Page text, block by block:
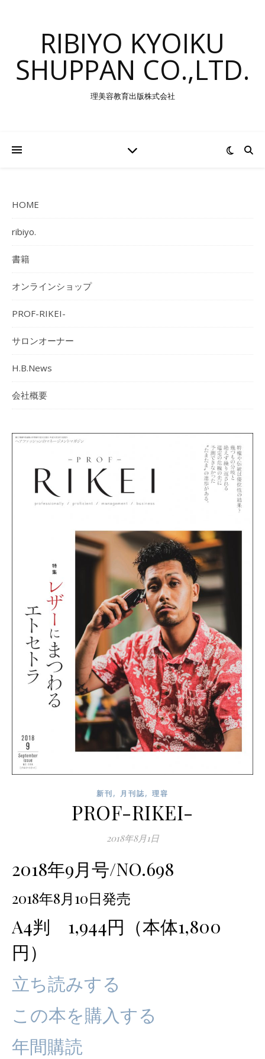
RIBIYO KYOIKU
SHUPPAN CO.,LTD.
理美容教育出版株式会社
HOME
ribiyo.
書籍
オンラインショップ
PROF-RIKEI-
サロンオーナー
H.B.News
会社概要
新刊, 月刊誌, 理容
PROF-RIKEI-
2018年8月1日
2018年9月号/NO.698
2018年8月10日発売
A4判 1,944円（本体1,800
円）
立ち読みする
この本を購入する
年間購読